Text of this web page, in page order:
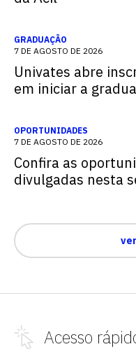
GRADUAÇÃO
7 DE AGOSTO DE 2026
Univates abre
em iniciar a
OPORTUNIDADES
7 DE AGOSTO DE 2026
Confira as
divulgadas nesta
Acesso